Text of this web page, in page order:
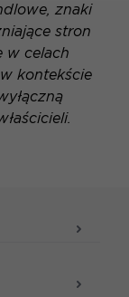
znaki
stron
w celach
kontekście